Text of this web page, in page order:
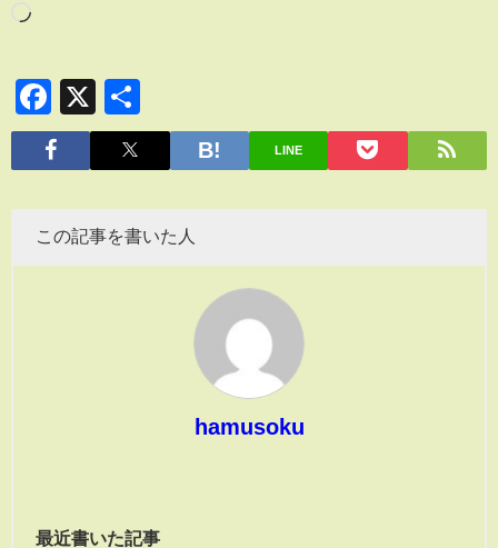
Facebook
X
有
LINE
この記事を書いた人
hamusoku
最近書いた記事